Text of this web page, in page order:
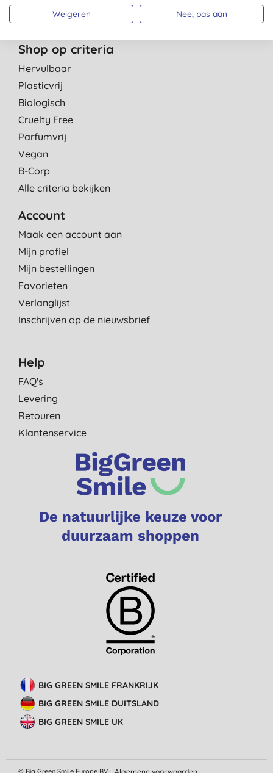
Cadeau & Travel
Shop op criteria
Hervulbaar
Plasticvrij
Biologisch
Cruelty Free
Parfumvrij
Vegan
B-Corp
Alle criteria bekijken
Account
Maak een account aan
Mijn profiel
Mijn bestellingen
Favorieten
Verlanglijst
Inschrijven op de nieuwsbrief
Help
FAQ's
Levering
Retouren
Klantenservice
De natuurlijke keuze voor
duurzaam shoppen
BIG GREEN SMILE FRANKRIJK
BIG GREEN SMILE DUITSLAND
BIG GREEN SMILE UK
© Big Green Smile Europe BV Algemene voorwaarden
Weigeren Nee, pas aan